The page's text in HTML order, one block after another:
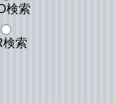
検索
検索